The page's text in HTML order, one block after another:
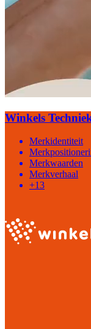
Winkels
Merkidentiteit
Merkwaarden
Merkverhaal
+13